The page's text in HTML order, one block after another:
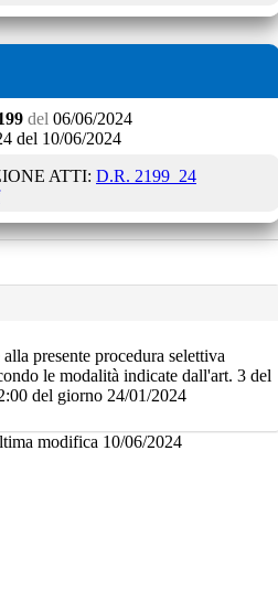
del 06/06/2024
del 10/06/2024
ATTI: D.R. 2199_24
presente procedura selettiva
le modalità indicate dall'art. 3 del
del giorno 24/01/2024
modifica 10/06/2024